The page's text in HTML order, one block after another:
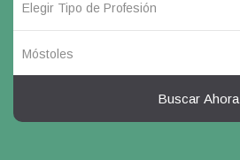
Móstoles
Buscar Ahora